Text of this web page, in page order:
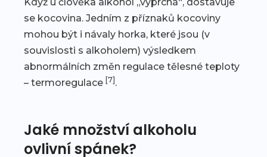
se kocovina. Jedním z příznaků kocoviny
mohou být i návaly horka, které jsou (v
souvislosti s alkoholem) výsledkem
abnormálních změn regulace tělesné teploty
– termoregulace [7] .
Jaké množství alkoholu
ovlivní spánek?